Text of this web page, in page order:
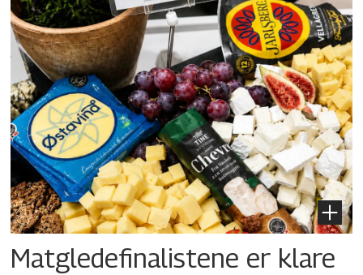
Matgledefinalistene er klare